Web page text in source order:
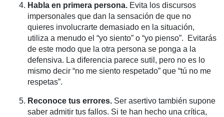
Habla en primera persona. Evita los discursos
impersonales que dan la sensación de que no
quieres involucrarte demasiado en la situación,
utiliza a menudo el “yo siento” o “yo pienso”. Evitarás
de este modo que la otra persona se ponga a la
defensiva. La diferencia parece sutil, pero no es lo
mismo decir “no me siento respetado” que “tú no me
respetas”.
Reconoce tus errores. Ser asertivo también supone
saber admitir tus fallos. Si te han hecho una crítica,